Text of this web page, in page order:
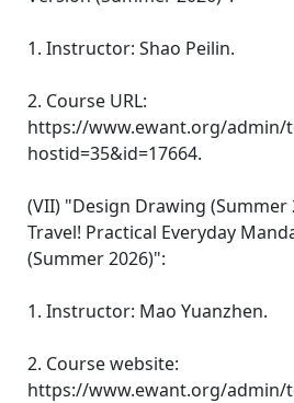
1. Instructor: Shao Peilin.
2. Course URL:
https://www.ewant.org/
hostid=35&id=17664.
(VII) "Design Drawing (Summer
Travel! Practical Everyday
(Summer 2026)":
1. Instructor: Mao Yuanzhen.
2. Course website:
https://www.ewant.org/